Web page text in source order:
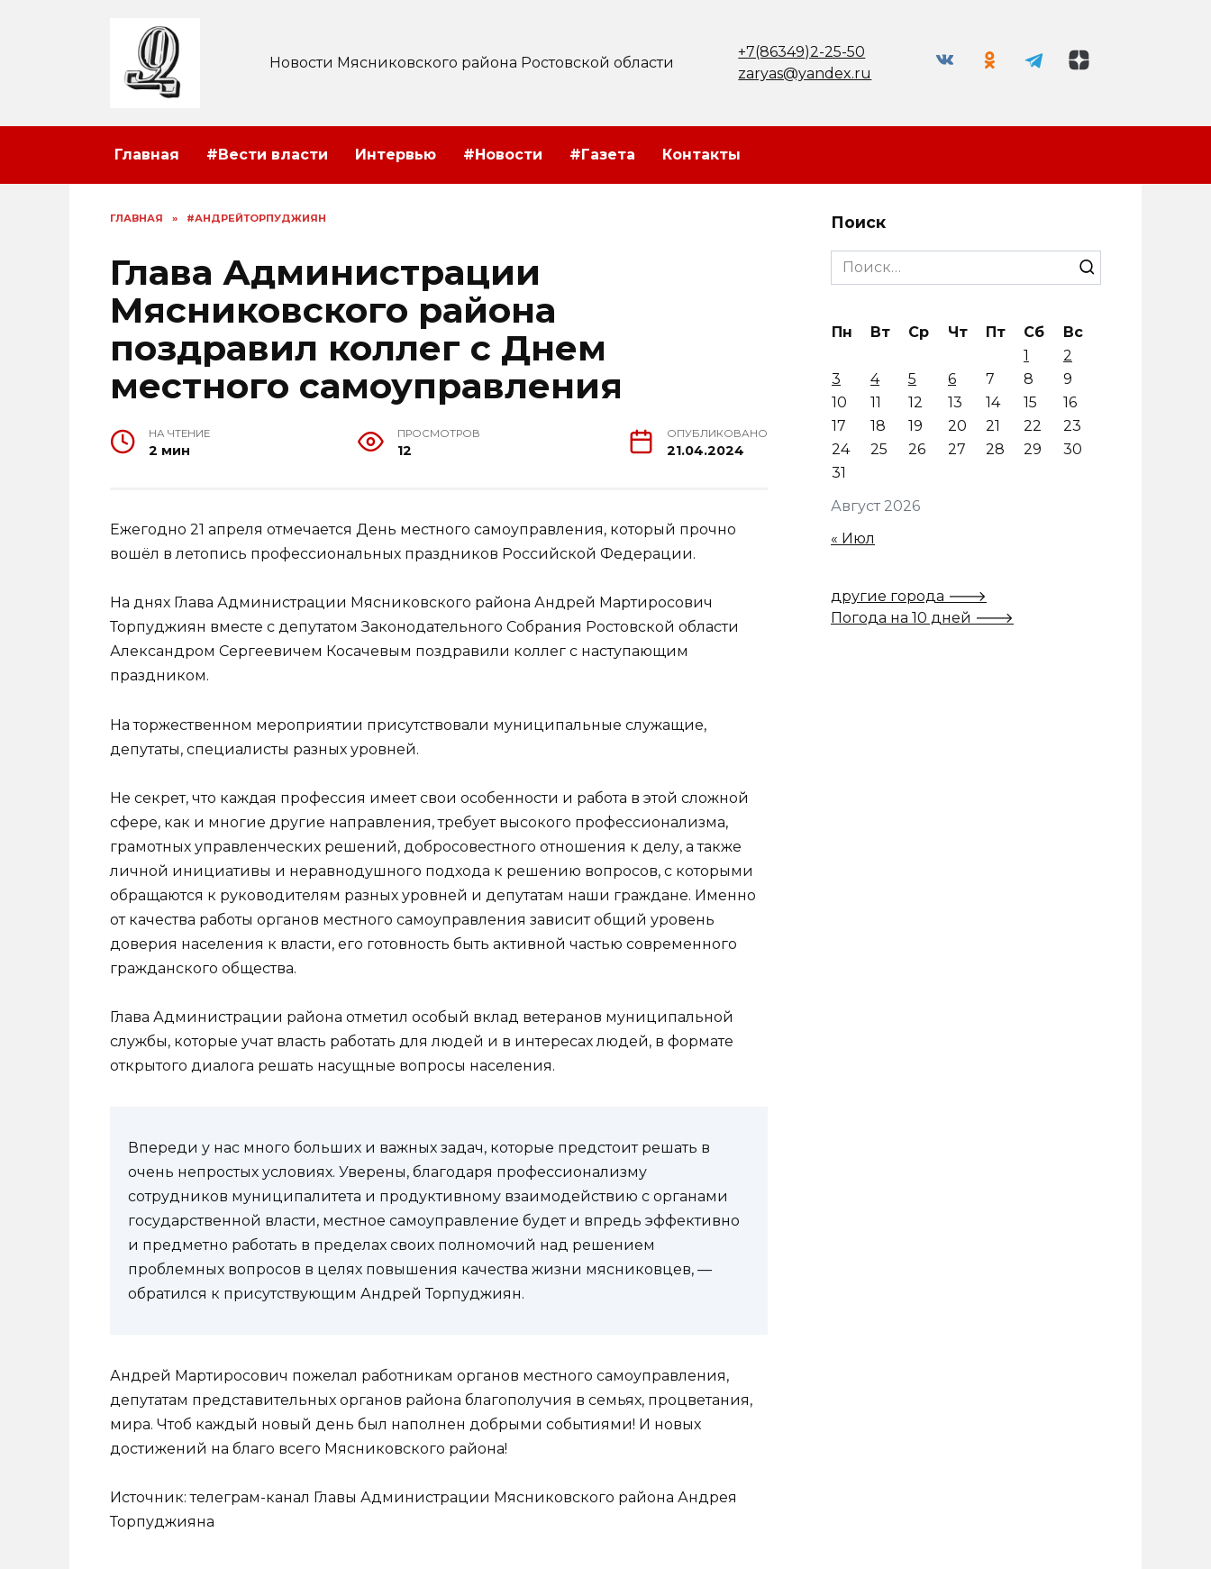
Новости Мясниковского района Ростовской области
+7(86349)2-25-50
zaryas@yandex.ru
Главная #Вести власти Интервью #Новости #Газета Контакты
ГЛАВНАЯ » #АНДРЕЙТОРПУДЖИЯН
Глава Администрации
Мясниковского района
поздравил коллег с Днем
местного самоуправления
НА ЧТЕНИЕ
2 мин
ПРОСМОТРОВ
12
ОПУБЛИКОВАНО
21.04.2024
Ежегодно 21 апреля отмечается День местного самоуправления, который прочно
вошёл в летопись профессиональных праздников Российской Федерации.
На днях Глава Администрации Мясниковского района Андрей Мартиросович
Торпуджиян вместе с депутатом Законодательного Собрания Ростовской области
Александром Сергеевичем Косачевым поздравили коллег с наступающим
праздником.
На торжественном мероприятии присутствовали муниципальные служащие,
депутаты, специалисты разных уровней.
Не секрет, что каждая профессия имеет свои особенности и работа в этой сложной
сфере, как и многие другие направления, требует высокого профессионализма,
грамотных управленческих решений, добросовестного отношения к делу, а также
личной инициативы и неравнодушного подхода к решению вопросов, с которыми
обращаются к руководителям разных уровней и депутатам наши граждане. Именно
от качества работы органов местного самоуправления зависит общий уровень
доверия населения к власти, его готовность быть активной частью современного
гражданского общества.
Глава Администрации района отметил особый вклад ветеранов муниципальной
службы, которые учат власть работать для людей и в интересах людей, в формате
открытого диалога решать насущные вопросы населения.
Впереди у нас много больших и важных задач, которые предстоит решать в
очень непростых условиях. Уверены, благодаря профессионализму
сотрудников муниципалитета и продуктивному взаимодействию с органами
государственной власти, местное самоуправление будет и впредь эффективно
и предметно работать в пределах своих полномочий над решением
проблемных вопросов в целях повышения качества жизни мясниковцев, —
обратился к присутствующим Андрей Торпуджиян.
Андрей Мартиросович пожелал работникам органов местного самоуправления,
депутатам представительных органов района благополучия в семьях, процветания,
мира. Чтоб каждый новый день был наполнен добрыми событиями! И новых
достижений на благо всего Мясниковского района!
Источник: телеграм-канал Главы Администрации Мясниковского района Андрея
Торпуджияна
Поиск
Search
for:
Август 2026
Пн Вт Ср Чт Пт Сб
Вс
1
2
3
4 5 6 7 8
9
10
11 12 13 14 15
16
17
18 19 20 21 22
23
24
25 26 27 28 29
30
31
« Июл
другие города 🡒
Погода на 10 дней 🡒